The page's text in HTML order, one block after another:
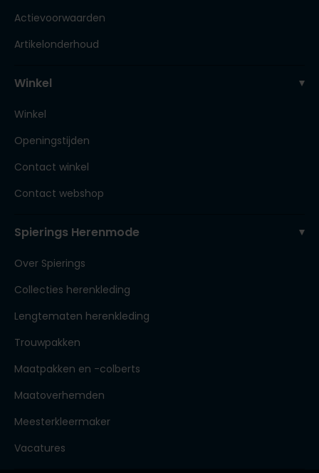
Actievoorwaarden
Artikelonderhoud
Winkel
Winkel
Openingstijden
Contact winkel
Contact webshop
Spierings Herenmode
Over Spierings
Collecties herenkleding
Lengtematen herenkleding
Trouwpakken
Maatpakken en -colberts
Maatoverhemden
Meesterkleermaker
Vacatures